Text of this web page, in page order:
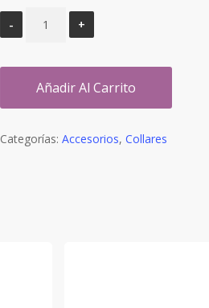
Añadir Al Carrito
Categorías: Accesorios, Collares